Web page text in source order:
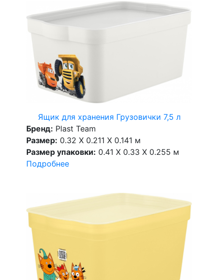
Ящик для хранения Грузовички 7,5 л
Бренд: Plast Team
Размер: 0.32 X 0.211 X 0.141 м
Размер упаковки: 0.41 X 0.33 X 0.255 м
Подробнее